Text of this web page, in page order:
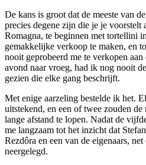
De kans is groot dat de meeste van
precies degene zijn die je je voorstelt
Romagna, te beginnen met tortellini
gemakkelijke verkoop te maken, en
nooit geprobeerd me te verkopen
avond naar vroeg, had ik nog nooit
gezien die elke gang beschrijft.
Met enige aarzeling bestelde ik het.
uitstekend, en een of twee zouden de
lange afstand te lopen. Nadat de
me langzaam tot het inzicht dat
Rezdôra en een van de eigenaars,
neergelegd.